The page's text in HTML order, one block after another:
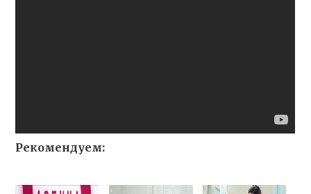
Рекомендуем: